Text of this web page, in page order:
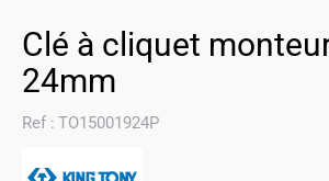
Clé à cliquet
24mm
Ref : TO15001924P